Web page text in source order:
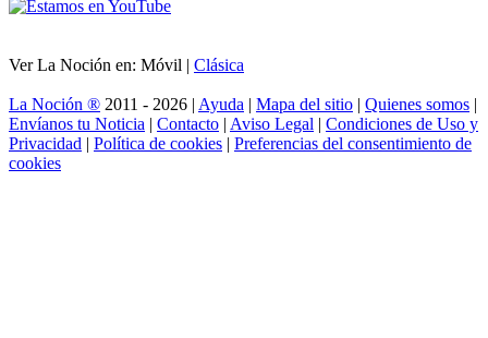
Ver La Noción en: Móvil | Clásica
La Noción ® 2011 - 2026 | Ayuda | Mapa del sitio | Quienes somos |
Envíanos tu Noticia | Contacto | Aviso Legal | Condiciones de Uso y
Privacidad | Política de cookies | Preferencias del consentimiento de
cookies